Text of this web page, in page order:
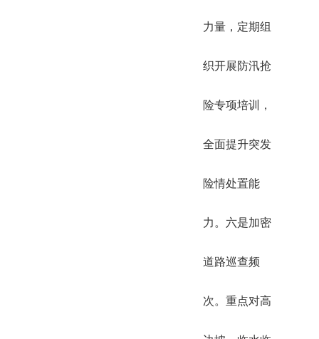
力量，定期组
织开展防汛抢
险专项培训，
全面提升突发
险情处置能
力。六是加密
道路巡查频
次。重点对高